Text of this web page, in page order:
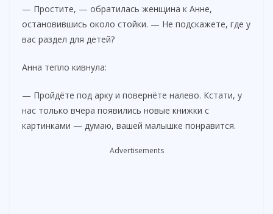
— Простите, — обратилась женщина к Анне,
остановившись около стойки. — Не подскажете, где у
вас раздел для детей?
Анна тепло кивнула:
— Пройдёте под арку и повернёте налево. Кстати, у
нас только вчера появились новые книжки с
картинками — думаю, вашей малышке понравится.
Advertisements